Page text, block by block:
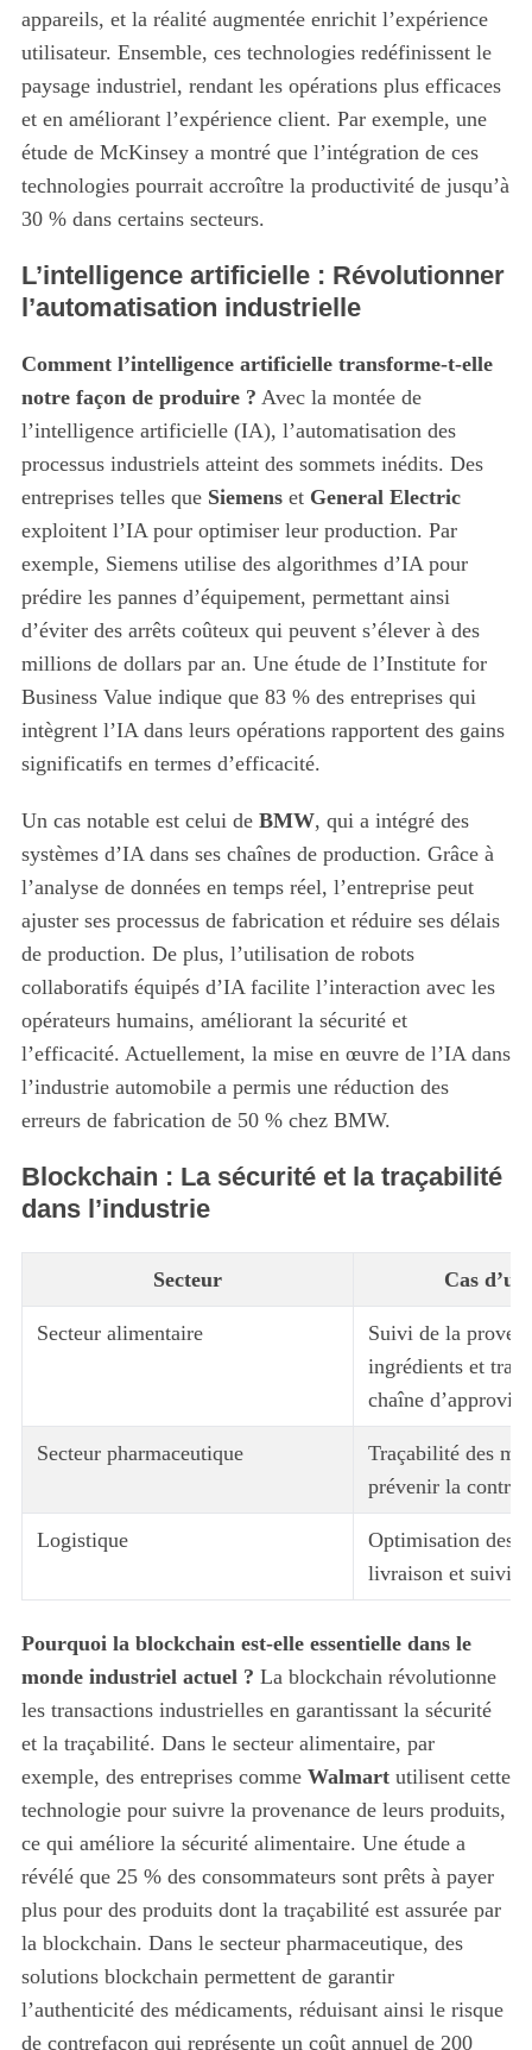
appareils, et la réalité augmentée enrichit l’expérience
utilisateur. Ensemble, ces technologies redéfinissent le
paysage industriel, rendant les opérations plus efficaces
et en améliorant l’expérience client. Par exemple, une
étude de McKinsey a montré que l’intégration de ces
technologies pourrait accroître la productivité de jusqu’à
30 % dans certains secteurs.
L’intelligence artificielle : Révolutionner
l’automatisation industrielle
Comment l’intelligence artificielle transforme-t-elle
notre façon de produire ? Avec la montée de
l’intelligence artificielle (IA), l’automatisation des
processus industriels atteint des sommets inédits. Des
entreprises telles que Siemenset General Electric
exploitent l’IA pour optimiser leur production. Par
exemple, Siemens utilise des algorithmes d’IA pour
prédire les pannes d’équipement, permettant ainsi
d’éviter des arrêts coûteux qui peuvent s’élever à des
millions de dollars par an. Une étude de l’Institute for
Business Value indique que 83 % des entreprises qui
intègrent l’IA dans leurs opérations rapportent des gains
significatifs en termes d’efficacité.
Un cas notable est celui de BMW, qui a intégré des
systèmes d’IA dans ses chaînes de production. Grâce à
l’analyse de données en temps réel, l’entreprise peut
ajuster ses processus de fabrication et réduire ses délais
de production. De plus, l’utilisation de robots
collaboratifs équipés d’IA facilite l’interaction avec les
opérateurs humains, améliorant la sécurité et
l’efficacité. Actuellement, la mise en œuvre de l’IA dans
l’industrie automobile a permis une réduction des
erreurs de fabrication de 50 % chez BMW.
Blockchain : La sécurité et la traçabilité
dans l’industrie
Secteur Cas
Secteur alimentaire
Suivi de la
ingrédients et
chaîne
Secteur pharmaceutique
Traçabilité des
prévenir la
Logistique
Optimisation des
livraison et suivi
Pourquoi la blockchain est-elle essentielle dans le
monde industriel actuel ? La blockchain révolutionne
les transactions industrielles en garantissant la sécurité
et la traçabilité. Dans le secteur alimentaire, par
exemple, des entreprises comme Walmartutilisent cette
technologie pour suivre la provenance de leurs produits,
ce qui améliore la sécurité alimentaire. Une étude a
révélé que 25 % des consommateurs sont prêts à payer
plus pour des produits dont la traçabilité est assurée par
la blockchain. Dans le secteur pharmaceutique, des
solutions blockchain permettent de garantir
l’authenticité des médicaments, réduisant ainsi le risque
de contrefaçon qui représente un coût annuel de 200